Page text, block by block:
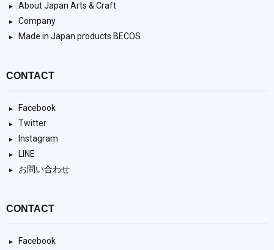
About Japan Arts & Craft
Company
Made in Japan products BECOS
CONTACT
Facebook
Twitter
Instagram
LINE
お問い合わせ
CONTACT
Facebook